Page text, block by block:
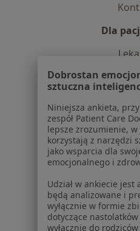
Dla
Placówki
Pytania i
Blog dla
Dla
Dla
Dobrostan
sztuczna
Niniejsza ankieta,
zespół Patient Care
lepsze zrozumienie,
korzystają z narzędzi
jako wsparcia dla
emocjonalnego i
Udział w ankiecie jest
będą analizowane i
wyłącznie w formie
dotyczące
wyłącznie do